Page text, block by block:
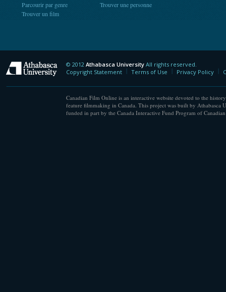
Parcourir par genre
Trouver un film
Trouver une personne
Athabasca University
© 2012 Athabasca University All rights reserved.
Copyright Statement
Terms of Use Privacy Policy
Canadian Film Online is an interactive website devoted to the
feature filmmaking in Canada. This project was built by Athabasca
funded in part by the Canada Interactive Fund Program of